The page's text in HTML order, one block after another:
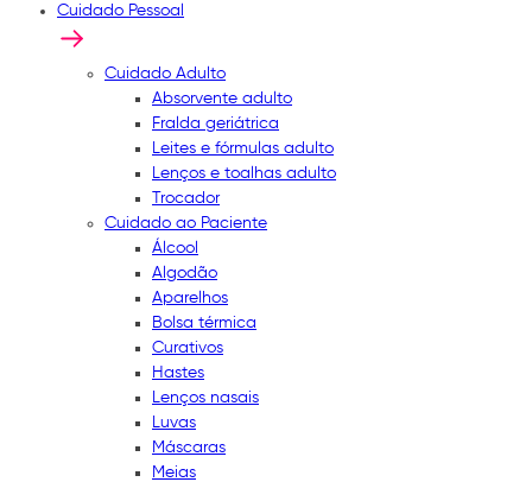
Cuidado Pessoal
Cuidado Adulto
Absorvente adulto
Fralda geriátrica
Leites e fórmulas adulto
Lenços e toalhas adulto
Trocador
Cuidado ao Paciente
Álcool
Algodão
Aparelhos
Bolsa térmica
Curativos
Hastes
Lenços nasais
Luvas
Máscaras
Meias